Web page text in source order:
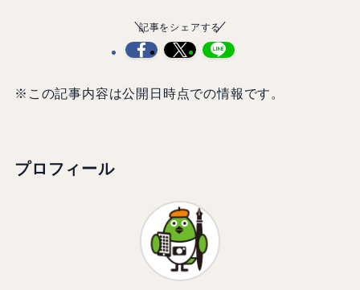
記事をシェアする
※この記事内容は公開日時点での情報です。
プロフィール